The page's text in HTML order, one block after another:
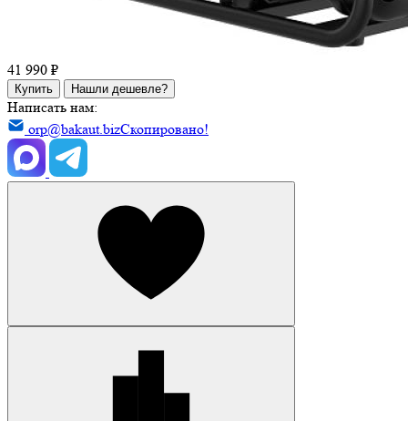
41 990 ₽
Купить Нашли дешевле?
Написать нам:
orp@bakaut.bizСкопировано!